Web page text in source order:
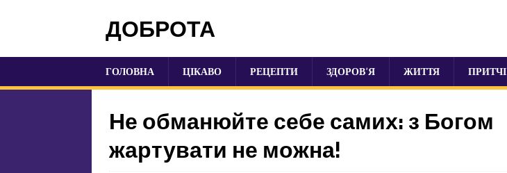
ДОБРОТА
ГОЛОВНА ЦІКАВО РЕЦЕПТИ ЗДОРОВ’Я ЖИТТЯ ПРИТЧІ
Не обманюйте себе самих: з Богом
жартувати не можна!